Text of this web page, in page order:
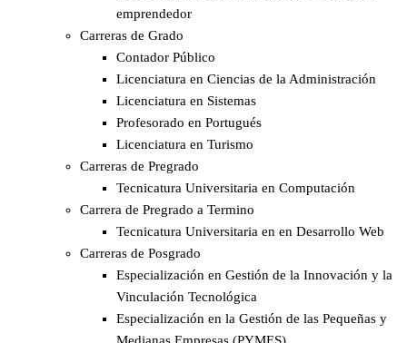
emprendedor
Carreras de Grado
Contador Público
Licenciatura en Ciencias de la Administración
Licenciatura en Sistemas
Profesorado en Portugués
Licenciatura en Turismo
Carreras de Pregrado
Tecnicatura Universitaria en Computación
Carrera de Pregrado a Termino
Tecnicatura Universitaria en en Desarrollo Web
Carreras de Posgrado
Especialización en Gestión de la Innovación y la
Vinculación Tecnológica
Especialización en la Gestión de las Pequeñas y